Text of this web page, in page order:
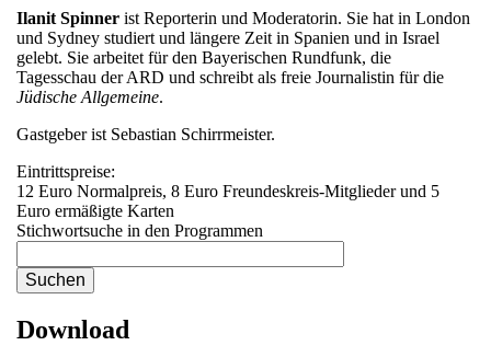
Ilanit Spinner ist Reporterin und Moderatorin. Sie hat in London
und Sydney studiert und längere Zeit in Spanien und in Israel
gelebt. Sie arbeitet für den Bayerischen Rundfunk, die
Tagesschau der ARD und schreibt als freie Journalistin für die
Jüdische Allgemeine.
Gastgeber ist Sebastian Schirrmeister.
Eintrittspreise:
12 Euro Normalpreis, 8 Euro Freundeskreis-Mitglieder und 5
Euro ermäßigte Karten
Stichwortsuche in den Programmen
Download